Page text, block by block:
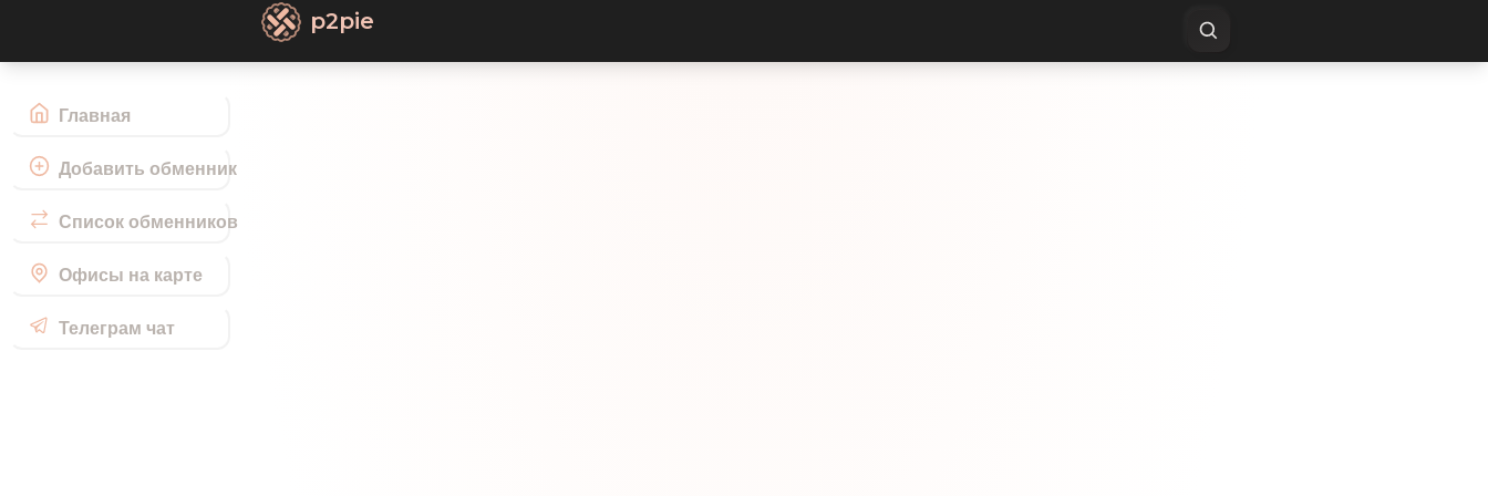
Главная
Добавить обменник
Список обменников
Офисы на карте
Телеграм чат
p2pie